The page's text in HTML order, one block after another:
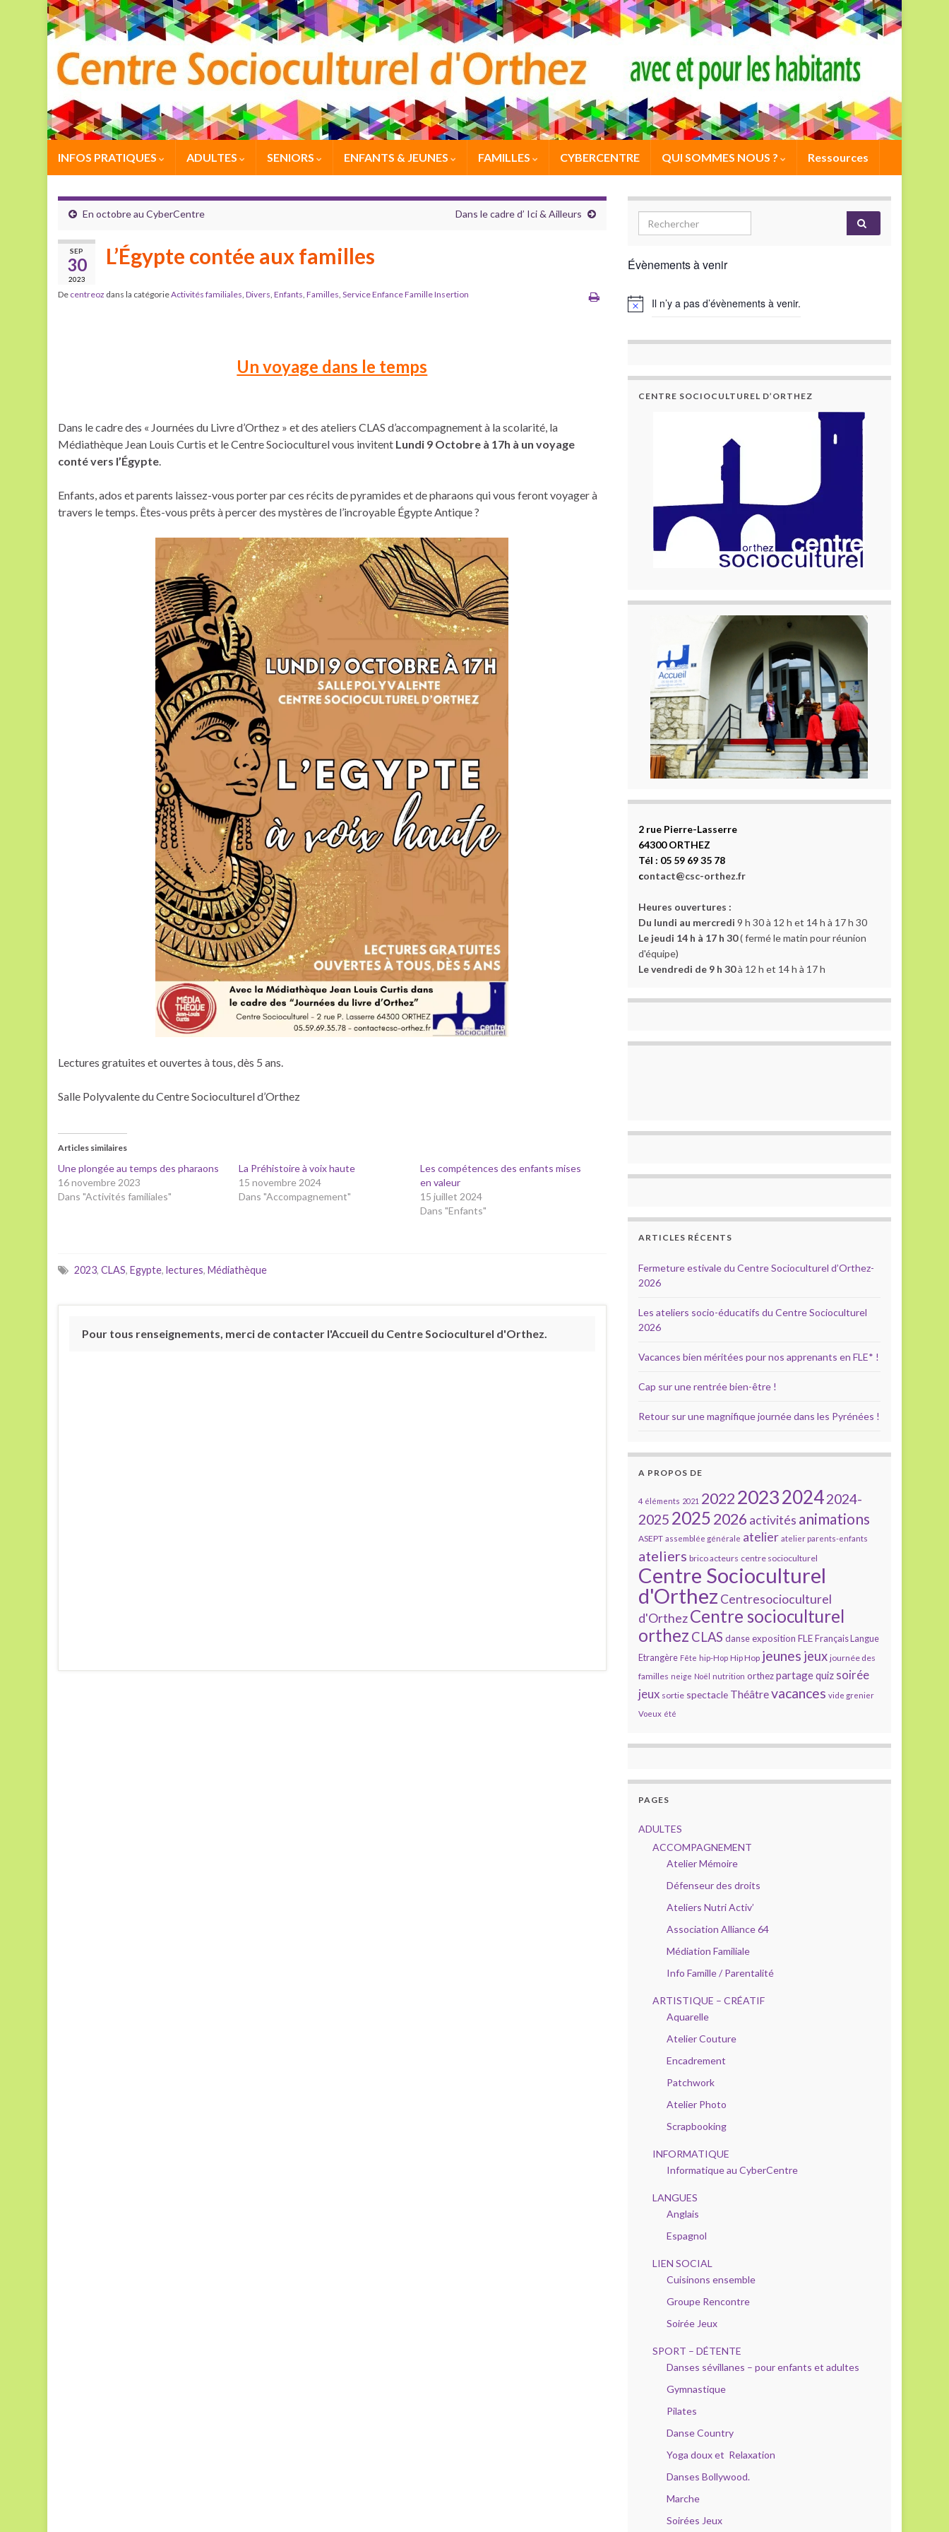
INFOS PRATIQUES ADULTES SENIORS ENFANTS & JEUNES FAMILLES CYBERCENTRE QUI SOMMES NOUS ? Ressources
En octobre au CyberCentre Dans le cadre d’ Ici & Ailleurs
SEP
30
2023
L’Égypte contée aux familles
De centreoz dans la catégorieActivités familiales, Divers, Enfants, Familles, Service Enfance Famille Insertion
Un voyage dans le temps
Dans le cadre des « Journées du Livre d’Orthez » et des ateliers CLAS d’accompagnement à la scolarité, la
Médiathèque Jean Louis Curtis et le Centre Socioculturel vous invitent Lundi 9 Octobre à 17h à un voyage
conté vers l’Égypte.
Enfants, ados et parents laissez-vous porter par ces récits de pyramides et de pharaons qui vous feront voyager à
travers le temps. Êtes-vous prêts à percer des mystères de l’incroyable Égypte Antique ?
Lectures gratuites et ouvertes à tous, dès 5 ans.
Salle Polyvalente du Centre Socioculturel d’Orthez
Articles similaires
Une plongée au temps des pharaons
16 novembre 2023
Dans "Activités familiales"
La Préhistoire à voix haute
15 novembre 2024
Dans "Accompagnement"
Les compétences des enfants mises
en valeur
15 juillet 2024
Dans "Enfants"
2023, CLAS, Egypte, lectures, Médiathèque
Pour tous renseignements, merci de contacter l'Accueil du Centre Socioculturel d'Orthez.
Évènements à venir
Il n’y a pas d’évènements à venir.
CENTRE SOCIOCULTUREL D’ORTHEZ
2 rue Pierre-Lasserre
64300 ORTHEZ
Tél : 05 59 69 35 78
contact@csc-orthez.fr
Heures ouvertures :
Du lundi au mercredi 9 h 30 à 12 h et 14 h à 17 h 30
Le jeudi 14 h à 17 h 30( fermé le matin pour réunion
d'équipe)
Le vendredi de 9 h 30à 12 h et 14 h à 17 h
ARTICLES RÉCENTS
Fermeture estivale du Centre Socioculturel d’Orthez-
2026
Les ateliers socio-éducatifs du Centre Socioculturel
2026
Vacances bien méritées pour nos apprenants en FLE* !
Cap sur une rentrée bien-être !
Retour sur une magnifique journée dans les Pyrénées !
A PROPOS DE
4 éléments 2021 2022202320242024-
2025 20252026 activités animations
ASEPT assemblée générale atelier atelier parents-enfants
ateliers brico acteurs centre socioculturel
Centre Socioculturel
d'Orthez Centresocioculturel
d'Orthez Centre socioculturel
orthez CLAS danse exposition FLE Français Langue
Etrangère Fête hip-Hop Hip Hop jeunes jeux journée des
familles neige Noël nutrition orthez partagequiz soirée
jeux sortie spectacle Théâtrevacances vide grenier
Voeux été
PAGES
ADULTES
ACCOMPAGNEMENT
Atelier Mémoire
Défenseur des droits
Ateliers Nutri Activ’
Association Alliance 64
Médiation Familiale
Info Famille / Parentalité
ARTISTIQUE – CRÉATIF
Aquarelle
Atelier Couture
Encadrement
Patchwork
Atelier Photo
Scrapbooking
INFORMATIQUE
Informatique au CyberCentre
LANGUES
Anglais
Espagnol
LIEN SOCIAL
Cuisinons ensemble
Groupe Rencontre
Soirée Jeux
SPORT – DÉTENTE
Danses sévillanes – pour enfants et adultes
Gymnastique
Pilates
Danse Country
Yoga doux et Relaxation
Danses Bollywood.
Marche
Soirées Jeux